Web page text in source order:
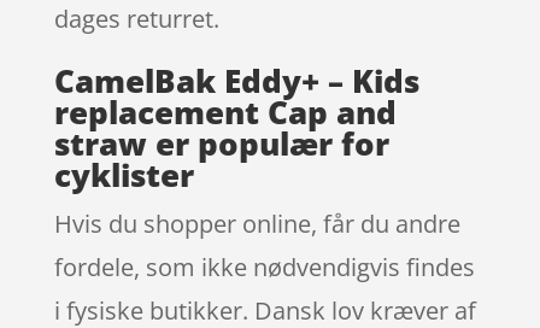
dages returret.
CamelBak Eddy+ – Kids
replacement Cap and
straw er populær for
cyklister
Hvis du shopper online, får du andre
fordele, som ikke nødvendigvis findes
i fysiske butikker. Dansk lov kræver af